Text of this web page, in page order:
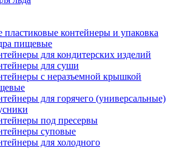
контейнеры и упаковка
пищевые
для кондитерских изделий
для суши
с неразъемной крышкой
для горячего (универсальные)
под пресервы
суповые
для холодного